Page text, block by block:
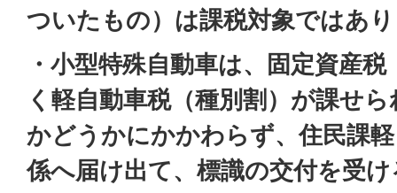
ついたもの）は課税対象ではあ
・小型特殊自動車は、固定資産
く軽自動車税（種別割）が課せ
かどうかにかかわらず、住民課
係へ届け出て、標識の交付を受